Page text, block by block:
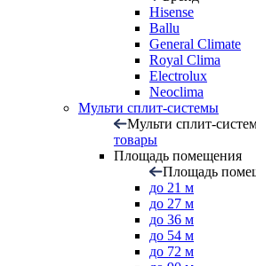
Hisense
Ballu
General Climate
Royal Clima
Electrolux
Neoclima
Мульти сплит-системы
Мульти сплит-
товары
Площадь помещения
Площадь
до 21 м
до 27 м
до 36 м
до 54 м
до 72 м